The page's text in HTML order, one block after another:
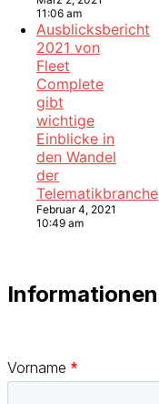
11:06 am
Ausblicksbericht
2021 von
Fleet
Complete
gibt
wichtige
Einblicke in
den Wandel
der
Telematikbranche
Februar 4, 2021
10:49 am